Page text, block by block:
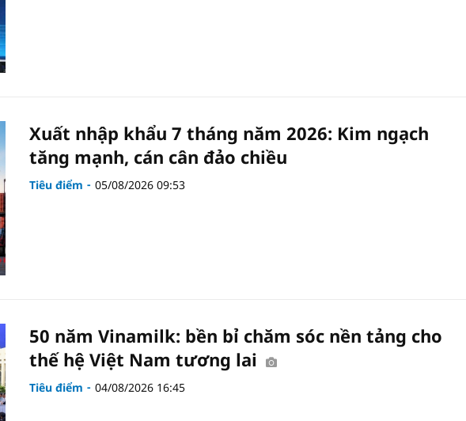
Xuất nhập khẩu 7 tháng năm 2026: Kim ngạch
tăng mạnh, cán cân đảo chiều
Tiêu điểm 05/08/2026 09:53
50 năm Vinamilk: bền bỉ chăm sóc nền tảng cho
thế hệ Việt Nam tương lai
Tiêu điểm 04/08/2026 16:45